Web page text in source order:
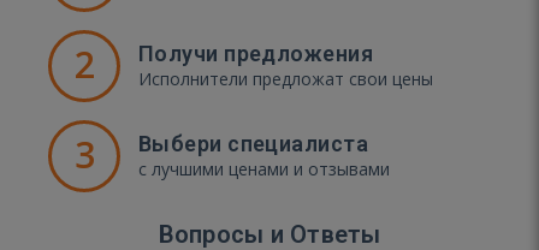
2 Получи предложения
Исполнители предложат свои цены
3 Выбери специалиста
с лучшими ценами и отзывами
Вопросы и Ответы